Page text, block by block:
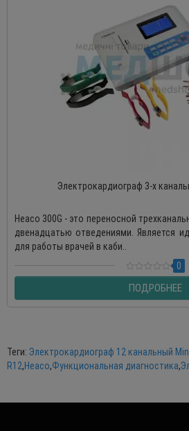
Электрокардиограф 3-х
Heaco 300G - это переносной
двенадцатью отведениями. Является
для работы врачей в каби..
0
ПОДРОБНЕЕ
Теги: Электрокардиограф 12 канальный
R12,Heaco,Функциональная диагностика,